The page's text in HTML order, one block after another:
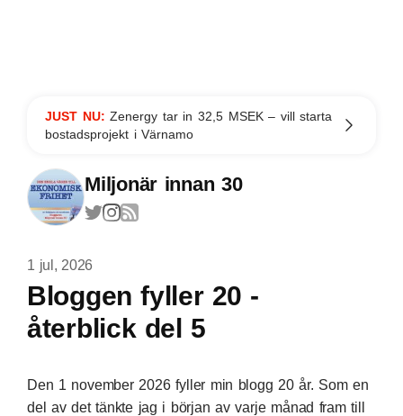
JUST NU:Zenergy tar in 32,5 MSEK – vill starta
bostadsprojekt i Värnamo
Miljonär innan 30
1 jul, 2026
Bloggen fyller 20 -
återblick del 5
Den 1 november 2026 fyller min blogg 20 år. Som en
del av det tänkte jag i början av varje månad fram till